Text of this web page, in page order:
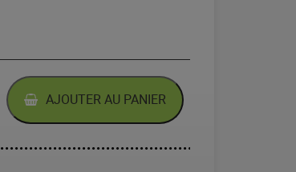
AJOUTER AU PANIER